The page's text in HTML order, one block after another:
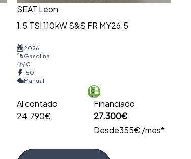
SEAT Leon
1.5 TSI 110kW S&S FR MY26.5
2026
Gasolina
10
150
Manual
Al contado
24.790€
Financiado
27.300€
Desde355€ /mes*